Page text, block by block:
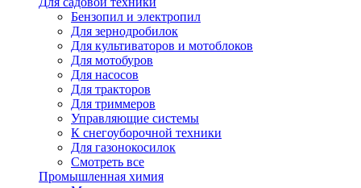
Бензопил и электропил
Для зернодробилок
Для культиваторов и мотоблоков
Для мотобуров
Для насосов
Для тракторов
Для триммеров
Управляющие системы
К снегоуборочной техники
Для газонокосилок
Смотреть все
Промышленная химия